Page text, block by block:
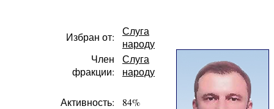
Избран от:
Слуга
народу
Член
фракции:
Слуга
народу
Активность:
84%